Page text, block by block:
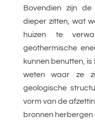
Bovendien zijn
dieper zitten, wat
huizen te
geothermische
kunnen benutten,
weten waar ze
geologische
vorm van de
bronnen